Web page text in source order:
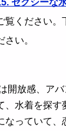
セクシーな
覧ください。
さい。
放感、アバ
、水着を探す
なっていて、